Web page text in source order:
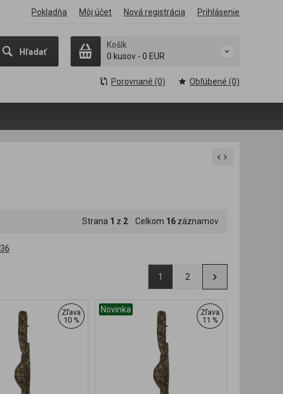
Pokladňa Môj účet Nová registrácia Prihlásenie
Hľadať
Košík
0 kusov - 0 EUR
Porovnané (0) Obľúbené (0)
Strana 1 z 2 Celkom 16 záznamov
36
1 2
Zľava
10 %
Novinka
Zľava
11 %